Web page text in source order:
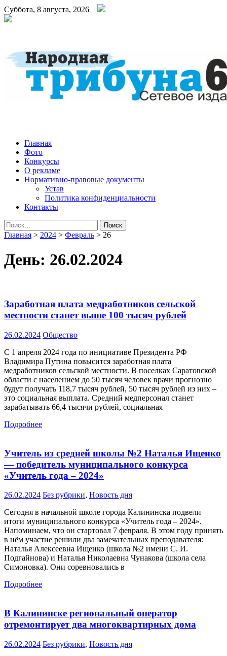
Суббота, 8 августа, 2026
Народная трибуна
Калининская районная газета
Главная
Фото
Конкурсы
О рекламе
Нормативно-правовые документы
Устав
Политика конфиденциальности
Контакты
Найти:
Главная > 2024 > Февраль > 26
День: 26.02.2024
Заработная плата медработников сельской
местности станет выше 100 тысяч рублей
26.02.2024 Общество
С 1 апреля 2024 года по инициативе Президента РФ
Владимира Путина повысится заработная плата
медработников сельской местности. В поселках Саратовской
области с населением до 50 тысяч человек врачи прогнозно
будут получать 118,7 тысяч рублей, 50 тысяч рублей из них –
это социальная выплата. Средний медперсонал станет
зарабатывать 66,4 тысячи рублей, социальная
Подробнее
Учитель из средней школы №2 Наталья Ищенко
— победитель муниципального конкурса
«Учитель года – 2024»
26.02.2024 Без рубрики, Новость дня
Сегодня в начальной школе города Калининска подвели
итоги муниципального конкурса «Учитель года – 2024».
Напоминаем, что он стартовал 7 февраля. В этом году принять
в нём участие решили два замечательных преподавателя:
Наталья Алексеевна Ищенко (школа №2 имени С. И.
Подгайнова) и Наталья Николаевна Чунакова (школа села
Симоновка). Они соревновались в
Подробнее
В Калининске региональный оператор
отремонтирует два многоквартирных дома
26.02.2024 Без рубрики, Новость дня